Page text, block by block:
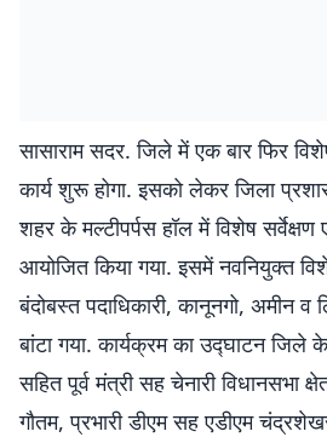
सासाराम सदर. जिले में एक बार फिर
कार्य शुरू होगा. इसको लेकर जिला
शहर के मल्टीपर्पस हॉल में विशेष सर्वेक्षण
आयोजित किया गया. इसमें नवनियुक्त
बंदोबस्त पदाधिकारी, कानूनगो, अमीन व
बांटा गया. कार्यक्रम का उद्घाटन जिले
सहित पूर्व मंत्री सह चेनारी विधानसभा
गौतम, प्रभारी डीएम सह एडीएम